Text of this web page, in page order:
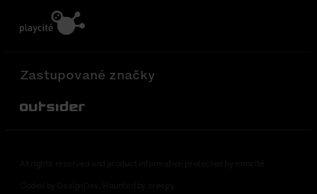
Zastupované značky
Out-Sider